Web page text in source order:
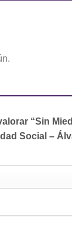
“Sin
Social –